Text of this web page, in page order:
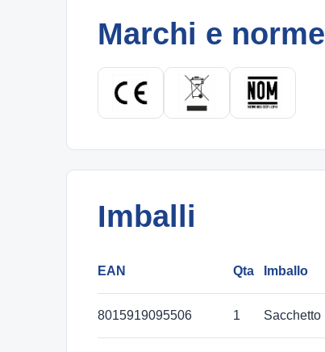
Marchi e norme
Imballi
EAN Qta Imballo
8015919095506 1 Sacchetto